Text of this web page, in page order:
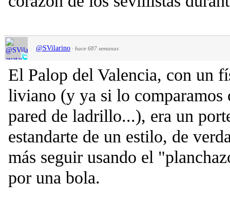
@SVilarino · hace 687 semanas
El Palop del Valencia, con un
liviano (y ya si lo comparamos
pared de ladrillo...), era un
estandarte de un estilo, de
más seguir usando el
por una bola.